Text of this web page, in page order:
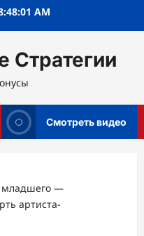
AM
Стратегии
Смотреть видео
младшего —
артиста-